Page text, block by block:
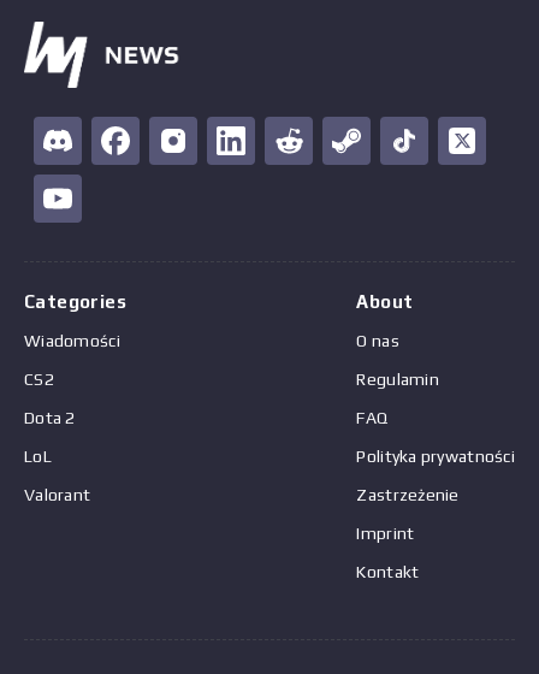
Categories
Wiadomości
CS2
Dota 2
LoL
Valorant
About
O nas
Regulamin
FAQ
Polityka prywatności
Zastrzeżenie
Imprint
Kontakt